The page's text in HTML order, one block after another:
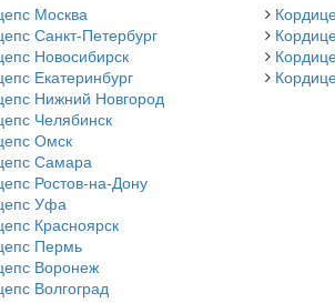
Москва
Санкт-Петербург
Новосибирск
Екатеринбург
Нижний Новгород
Челябинск
Омск
Самара
Ростов-на-Дону
Уфа
Красноярск
Пермь
Воронеж
Волгоград